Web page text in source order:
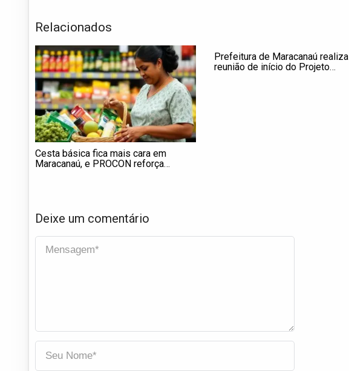
Relacionados
Cesta básica fica mais cara em
Maracanaú, e PROCON reforça
Prefeitura de Maracanaú realiza
reunião de início do Projeto
Deixe um comentário